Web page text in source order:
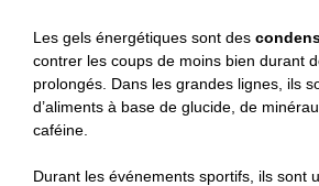
Les gels énergétiques sont des
contrer les coups de moins bien durant
prolongés. Dans les grandes lignes, ils
d’aliments à base de glucide, de
caféine.
Durant les événements sportifs, ils sont